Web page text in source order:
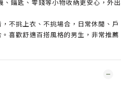
、鑰匙、零錢等小物收納更安心，外出
不挑上衣、不挑場合，日常休閒、戶
喜歡舒適百搭風格的男生，非常推薦